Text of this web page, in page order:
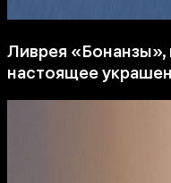
Ливрея
настоящее